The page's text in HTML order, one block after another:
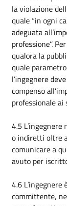
la violazione
quale “in ogni
adeguata
professione”.
qualora la
quale
l’ingegnere
compenso
professionale ai
4.5
o indiretti oltre
comunicare a
avuto per
4.6
committente,